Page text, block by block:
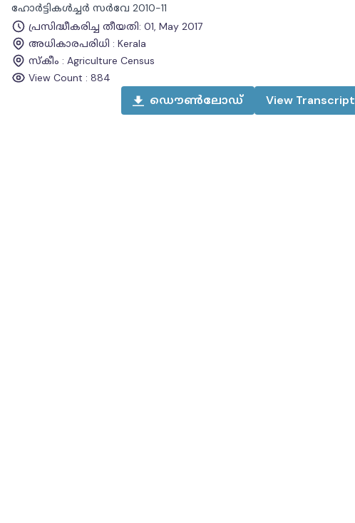
ഹോർട്ടികൾച്ചർ സർവേ 2010-11
പ്രസിദ്ധീകരിച്ച തീയതി: 01, May 2017
അധികാരപരിധി : Kerala
സ്കീം : Agriculture Census
View Count : 884
ഡൌൺലോഡ് View Transcript